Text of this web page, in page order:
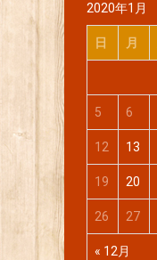
2020年1月
日 月
« 12月
5 6
12 13
19 20
26 27